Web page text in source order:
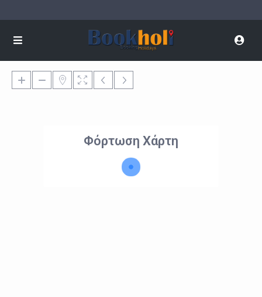
Φόρτωση Χάρτη